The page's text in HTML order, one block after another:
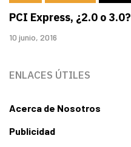
PCI Express, ¿2.0 o 3.0?
10 junio, 2016
ENLACES ÚTILES
Acerca de Nosotros
Publicidad